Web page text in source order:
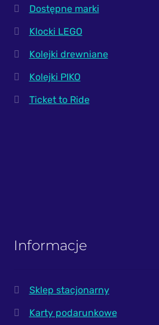
Dostępne marki
Klocki LEGO
Kolejki drewniane
Kolejki PIKO
Ticket to Ride
Informacje
Sklep stacjonarny
Karty podarunkowe